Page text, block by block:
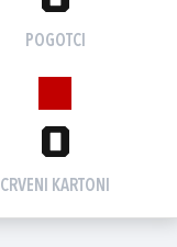
POGOTCI
0
CRVENI KARTONI